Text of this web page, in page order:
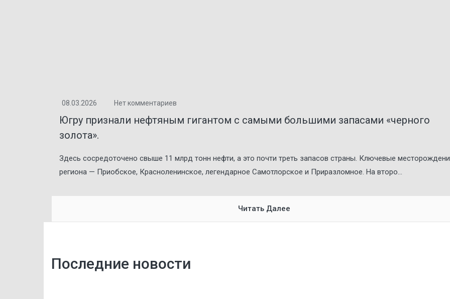
08.03.2026 Нет комментариев
Югру признали нефтяным гигантом с самыми большими запасами «черного
золота».
Здесь сосредоточено свыше 11 млрд тонн нефти, а это почти треть запасов страны. Ключевые
региона — Приобское, Красноленинское, легендарное Самотлорское и Приразломное. На второ...
Читать Далее
Последние новости